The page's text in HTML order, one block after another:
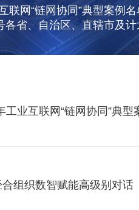
联网“链网协同”典型案例
各省、自治区、直辖市及
管部门、通信管理局，有关
工业互联网“链网协同”典型
组织数智赋能高级别对话